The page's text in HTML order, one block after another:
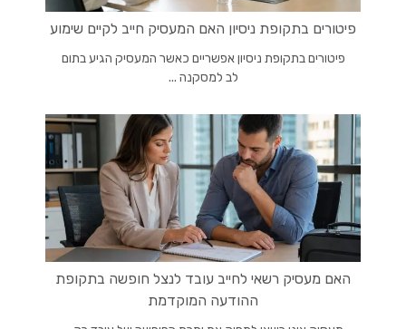
פיטורים בתקופת ניסיון האם המעסיק חייב לקיים שימוע
פיטורים בתקופת ניסיון אפשריים כאשר המעסיק הגיע בתום
לב למסקנה ...
האם מעסיק רשאי לחייב עובד לנצל חופשה בתקופת
ההודעה המוקדמת